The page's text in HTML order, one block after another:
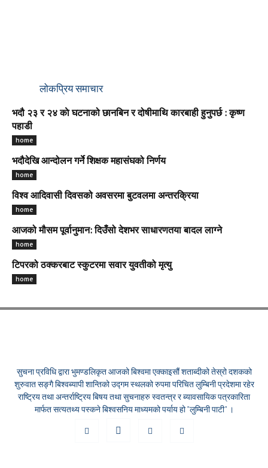
लोकप्रिय समाचार
भदौ २३ र २४ काे घटनाको छानबिन र दोषीमाथि कारबाही हुनुपर्छ : कृष्ण
पहाडी
home
भदौदेखि आन्दोलन गर्ने शिक्षक महासंघको निर्णय
home
विश्व आदिवासी दिवसको अवसरमा बुटवलमा अन्तरक्रिया
home
आजको मौसम पूर्वानुमान: दिउँसो देशभर साधारणतया बादल लाग्ने
home
टिपरको ठक्करबाट स्कुटरमा सवार युवतीको मृत्यु
home
सुचना प्रविधि द्वारा भुमण्डलिकृत आजको बिश्वमा एक्काइसौं शताब्दीको तेस्रो दशकको
शुरुवात सङ्गै बिश्वब्यापी शान्तिको उद्गम स्थलको रुपमा परिचित लुम्बिनी प्रदेशमा रहेर
राष्ट्रिय तथा अन्तर्राष्ट्रिय बिषय तथा सुचनाहरु स्वतन्त्र र ब्यावसायिक पत्रकारिता
मार्फत सत्यतथ्य पस्कने बिश्वसनिय माध्यमको पर्याय हो "लुम्बिनी पाटी" ।